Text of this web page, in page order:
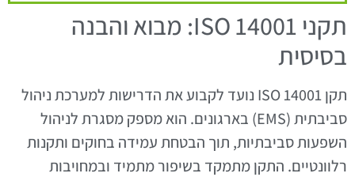
תקני ISO 14001: מבוא והבנה
בסיסית
תקן ISO 14001 נועד לקבוע את הדרישות למערכת ניהול
סביבתית (EMS) בארגונים. הוא מספק מסגרת לניהול
השפעות סביבתיות, תוך הבטחת עמידה בחוקים ותקנות
רלוונטיים. התקן מתמקד בשיפור מתמיד ובמחויבות